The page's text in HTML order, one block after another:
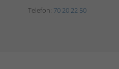
Telefon: 70 20 22 50